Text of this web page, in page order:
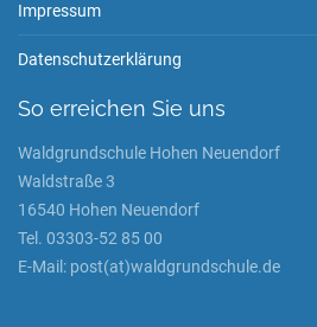
Impressum
Datenschutzerklärung
So erreichen Sie uns
Waldgrundschule Hohen Neuendorf
Waldstraße 3
16540 Hohen Neuendorf
Tel. 03303-52 85 00
E-Mail: post(at)waldgrundschule.de